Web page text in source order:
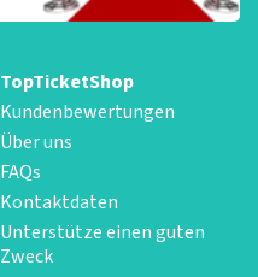
TopTicketShop
Kundenbewertungen
Über uns
FAQs
Kontaktdaten
Unterstütze einen guten
Zweck